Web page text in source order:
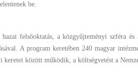
be.
felsőoktatás, a közgyűjteményi szféra
A program keretében 240 magyar
között működik, a költségvetést a